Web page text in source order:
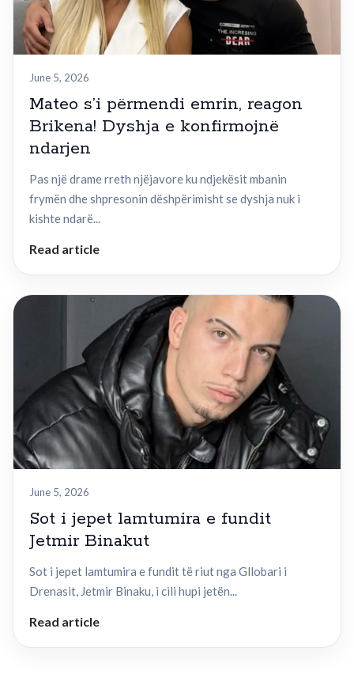
June 5, 2026
Mateo s’i përmendi emrin, reagon
Brikena! Dyshja e konfirmojnë
ndarjen
Pas një drame rreth njëjavore ku ndjekësit mbanin
frymën dhe shpresonin dëshpërimisht se dyshja nuk i
kishte ndarë...
Read article
June 5, 2026
Sot i jepet lamtumira e fundit
Jetmir Binakut
Sot i jepet lamtumira e fundit të riut nga Gllobari i
Drenasit, Jetmir Binaku, i cili hupi jetën...
Read article